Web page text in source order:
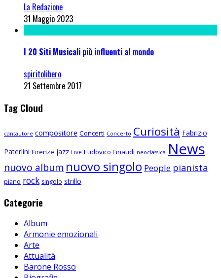
La Redazione
31 Maggio 2023
I 20 Siti Musicali più influenti al mondo
spiritolibero
21 Settembre 2017
Tag Cloud
cantautore compositore Concerti Concerto Curiosità Fabrizio
Paterlini Firenze jazz Live Ludovico Einaudi neoclassica News
nuovo album nuovo singolo People pianista
piano rock singolo strillo
Categorie
Album
Armonie emozionali
Arte
Attualità
Barone Rosso